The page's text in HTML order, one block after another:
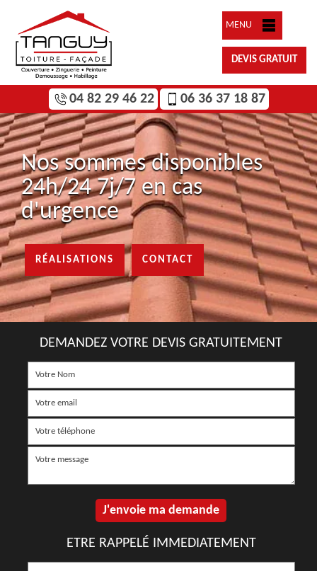
MENU
DEVIS GRATUIT
04 82 29 46 22 06 36 37 18 87
Nos sommes disponibles
24h/24 7j/7 en cas
d'urgence
RÉALISATIONS CONTACT
DEMANDEZ VOTRE DEVIS GRATUITEMENT
ETRE RAPPELÉ IMMEDIATEMENT